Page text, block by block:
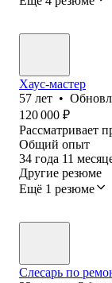
Хаус-мастер
57 лет •
120 000 ₽
Рассматривает
Общий опыт
34 года 11
Другие резюме
Ещё 1 резюме
Слесарь по